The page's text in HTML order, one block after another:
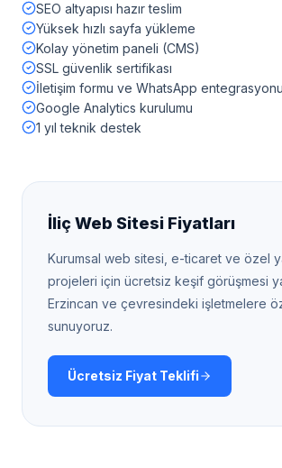
SEO altyapısı hazır teslim
Yüksek hızlı sayfa yükleme
Kolay yönetim paneli (CMS)
SSL güvenlik sertifikası
İletişim formu ve WhatsApp entegrasyonu
Google Analytics kurulumu
1 yıl teknik destek
İliçWeb Sitesi Fiyatları
Kurumsal web sitesi, e-ticaret ve özel
projeleri için ücretsiz keşif görüşmesi
Erzincan ve çevresindeki işletmelere
sunuyoruz.
Ücretsiz Fiyat Teklifi